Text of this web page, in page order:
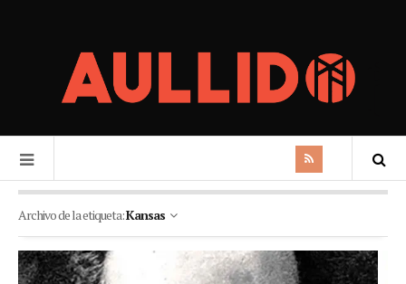
Archivo de la etiqueta:Kansas